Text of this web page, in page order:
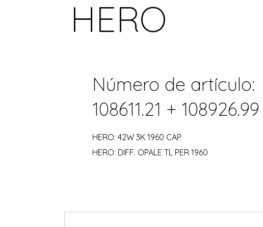
HERO
Número de artículo:
108611.21 + 108926.99
HERO: 42W 3K 1960 CAP
HERO: DIFF. OPALE TL PER 1960